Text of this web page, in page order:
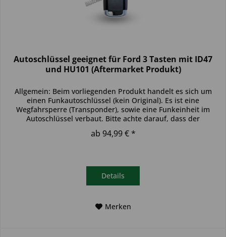
Autoschlüssel geeignet für Ford 3 Tasten mit ID47
und HU101 (Aftermarket Produkt)
Allgemein: Beim vorliegenden Produkt handelt es sich um
einen Funkautoschlüssel (kein Original). Es ist eine
Wegfahrsperre (Transponder), sowie eine Funkeinheit im
Autoschlüssel verbaut. Bitte achte darauf, dass der
ab 94,99 € *
Details
Merken